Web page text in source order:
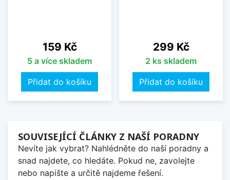
Cena
159 Kč
5 a více skladem
Přidat do košíku
Cena
299 Kč
2 ks skladem
Přidat do košíku
SOUVISEJÍCÍ ČLÁNKY Z NAŠÍ PORADNY
Nevíte jak vybrat? Nahlédněte do naší poradny a
snad najdete, co hledáte. Pokud ne, zavolejte
nebo napište a určitě najdeme řešení.